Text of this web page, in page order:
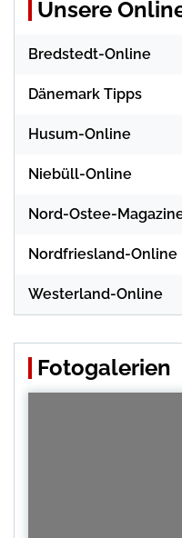
Unsere
Bredstedt-Online
Dänemark Tipps
Husum-Online
Niebüll-Online
Nord-Ostee-
Nordfriesland-Online
Westerland-Online
Fotogalerien